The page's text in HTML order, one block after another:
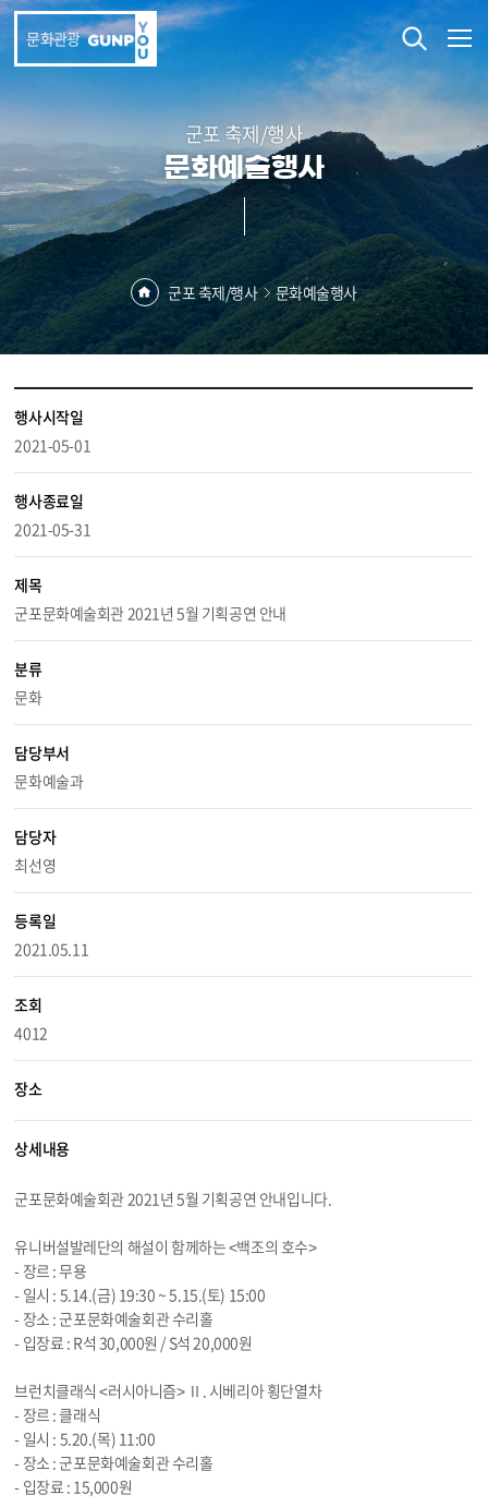
본문 바로가기
문화관광
군포 축제/행사
문화예술행사
군포 축제/행사 문화예술행사
행사시작일
2021-05-01
행사종료일
2021-05-31
제목
군포문화예술회관 2021년 5월 기획공연 안내
분류
문화
담당부서
문화예술과
담당자
최선영
등록일
2021.05.11
조회
4012
장소
상세내용
군포문화예술회관 2021년 5월 기획공연 안내입니다.
유니버설발레단의 해설이 함께하는 <백조의 호수>
- 장르 : 무용
- 일시 : 5.14.(금) 19:30 ~5.15.(토) 15:00
- 장소 : 군포문화예술회관 수리홀
- 입장료 : R석 30,000원 / S석 20,000원
브런치클래식 <러시아니즘> Ⅱ. 시베리아 횡단열차
- 장르 : 클래식
- 일시 : 5.20.(목) 11:00
- 장소 : 군포문화예술회관 수리홀
- 입장료 : 15,000원